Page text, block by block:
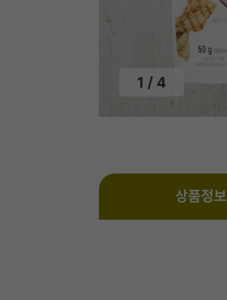
2 / 4
상품정보